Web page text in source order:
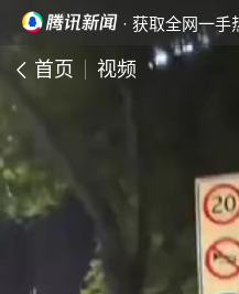
· 获取全网一手
首页 视频